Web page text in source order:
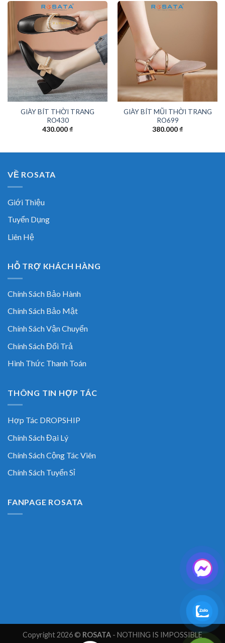
GIÀY BÍT THỜI TRANG
RO430
430.000₫
GIÀY BÍT MŨI THỜI TRANG
RO699
380.000₫
VỀ ROSATA
Giới Thiệu
Tuyển Dụng
Liên Hệ
HỖ TRỢ KHÁCH HÀNG
Chính Sách Bảo Hành
Chính Sách Bảo Mật
Chính Sách Vận Chuyển
Chính Sách Đổi Trả
Hình Thức Thanh Toán
THÔNG TIN HỢP TÁC
Hợp Tác DROPSHIP
Chính Sách Đại Lý
Chính Sách Cộng Tác Viên
Chính Sách Tuyển Sỉ
FANPAGE ROSATA
Copyright 2026 © ROSATA - NOTHING IS IMPOSSIBLE